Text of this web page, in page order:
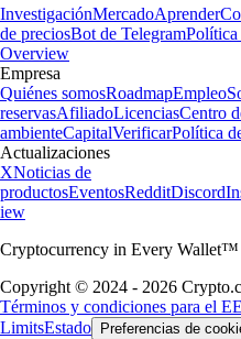
InvestigaciónMercadoAprender
de preciosBot de TelegramPolítica
Overview
Empresa
Quiénes somosRoadmapEmpleo
reservasAfiliadoLicenciasCentro
ambienteCapitalVerificarPolítica
Actualizaciones
XNoticias de
productosEventosRedditDiscord
iew
Cryptocurrency in Every Wallet™
Copyright © 2024 - 2026
Términos y condiciones para el
LimitsEstado Preferencias de